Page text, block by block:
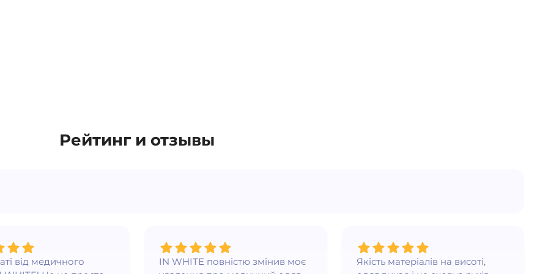
Рейтинг и отзывы
від медичного
IN WHITE повністю змінив моє
Якість матеріалів на висоті,